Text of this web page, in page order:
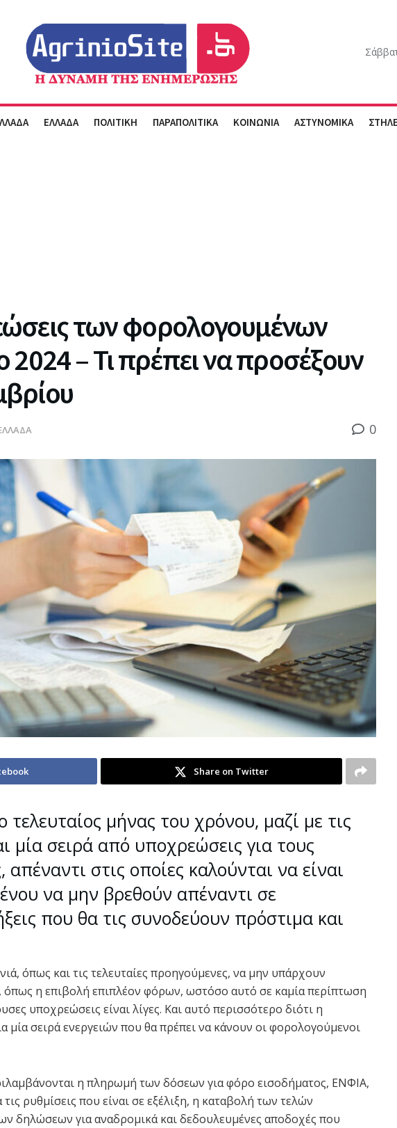
ΕΛΛΑΔΑ ΠΟΛΙΤΙΚΗ ΠΑΡΑΠΟΛΙΤΙΚΑ ΚΟΙΝΩΝΙΑ ΑΣΤΥΝΟΜΙΚΑ
των φορολογουμένων
2024 – Τι πρέπει να προσέξουν
0
Share on Twitter
μήνας του χρόνου, μαζί με τις
μία σειρά από υποχρεώσεις για τους
στις οποίες καλούνται να είναι
να μην βρεθούν απέναντι σε
που θα τις συνοδεύουν πρόστιμα και
όπως και τις τελευταίες προηγούμενες, να μην υπάρχουν
όπως η επιβολή επιπλέον φόρων, ωστόσο αυτό σε καμία περίπτωση
υποχρεώσεις είναι λίγες. Και αυτό περισσότερο διότι η
μία σειρά ενεργειών που θα πρέπει να κάνουν οι φορολογούμενοι
η πληρωμή των δόσεων για φόρο εισοδήματος, ΕΝΦΙΑ,
ρυθμίσεις που είναι σε εξέλιξη, η καταβολή των τελών
δηλώσεων για αναδρομικά και δεδουλευμένες αποδοχές που